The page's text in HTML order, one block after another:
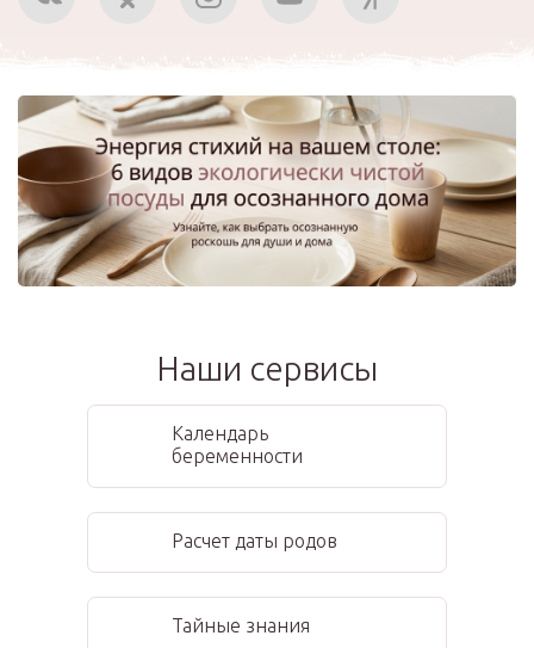
Наши сервисы
Календарь
беременности
Расчет даты родов
Тайные знания